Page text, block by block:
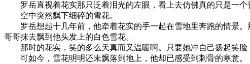
罗岳直视着花实那只泛着泪光的左眼，看上去仿佛真的只是一个
空中突然飘下细碎的雪花。
罗岳想起十几年前，他牵着花实的手一起在雪地里奔跑的情景。
哥哥抹去飘到他头发上的白色雪花。
那时的花实，笑的多么天真而又温暖啊。只要她冲自己扬起笑脸
可如今，雪花明明还未飘落到地上，他却已感受到刺骨的寒意。